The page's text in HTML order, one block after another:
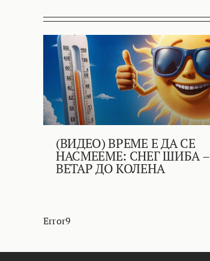
(ВИДЕО) ВРЕМЕ Е ДА СЕ
НАСМЕЕМЕ: СНЕГ ШИБА –
ВЕТАР ДО КОЛЕНА
Error9